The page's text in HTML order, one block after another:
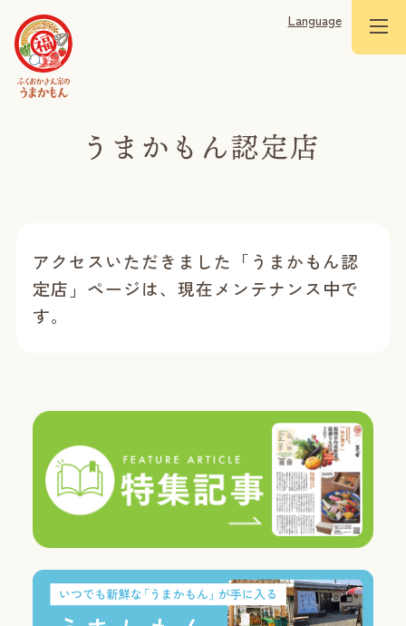
Language
アクセスいただきました「うまかもん認
定店」ページは、現在メンテナンス中で
す。